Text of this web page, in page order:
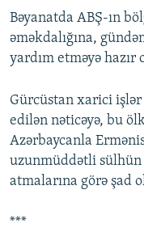
Bəyanatda ABŞ-ın
əməkdalığına,
yardım etməyə
Gürcüstan xarici
edilən nəticəyə, bu
Azərbaycanla
uzunmüddətli sülhün
atmalarına görə şad
***